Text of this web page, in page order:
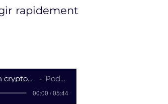
rapidement
Sécurité des dirigeants en cryptomonnaies Podcast
00:00 / 05:44